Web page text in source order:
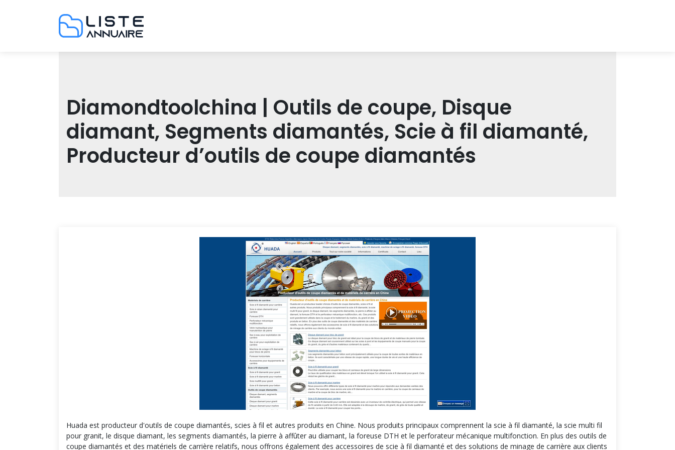
Diamondtoolchi­na | Outils de coupe, Disque
diamant, Segments diamantés, Scie à fil diamanté,
Producteur d’outils de coupe diamantés
Huada est producteur d'outils de coupe diamantés, scies à fil et autres produits en Chine. Nous produits principaux comprennent la scie à fil diamanté, la scie multi fil
pour granit, le disque diamant, les segments diamantés, la pierre à affûter au diamant, la foreuse DTH et le perforateur mécanique multifonction. En plus des outils de
coupe diamantés et des matériels de carrière relatifs, nous offrons également des accessoires de scie à fil diamanté et des solutions de minage de carrière aux clients